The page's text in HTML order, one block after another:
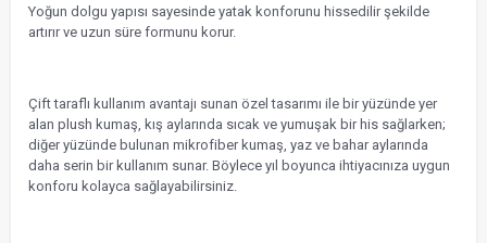
Yoğun dolgu yapısı sayesinde yatak konforunu hissedilir şekilde
artırır ve uzun süre formunu korur.
Çift taraflı kullanım avantajı sunan özel tasarımı ile bir yüzünde yer
alan plush kumaş, kış aylarında sıcak ve yumuşak bir his sağlarken;
diğer yüzünde bulunan mikrofiber kumaş, yaz ve bahar aylarında
daha serin bir kullanım sunar. Böylece yıl boyunca ihtiyacınıza uygun
konforu kolayca sağlayabilirsiniz.